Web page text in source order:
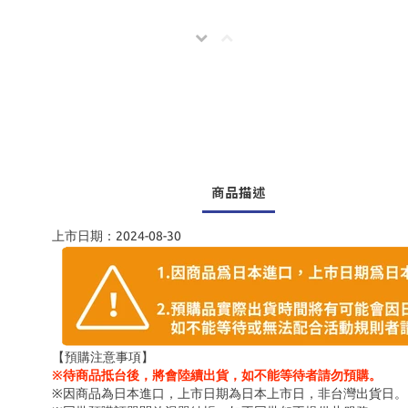
商品描述
上市日期：2024-08-30
【預購注意事項】
※待商品抵台後，將會陸續出貨，如不能等待者請勿預購。
※因商品為日本進口，上市日期為日本上市日，非台灣出貨日。